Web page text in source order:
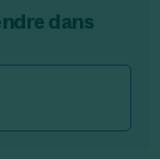
dans